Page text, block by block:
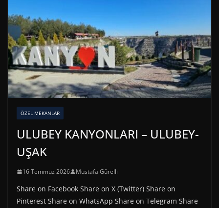
ÖZEL MEKANLAR
ULUBEY KANYONLARI – ULUBEY-
UŞAK
16 Temmuz 2026 Mustafa Gürelli
Share on Facebook Share on X (Twitter) Share on
Pinterest Share on WhatsApp Share on Telegram Share